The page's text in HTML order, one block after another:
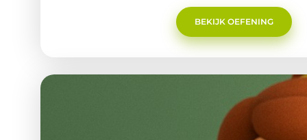
opdrachten.praatjuf-praatplaat-thema-herfst-2.pdf
BEKIJK OEFENING